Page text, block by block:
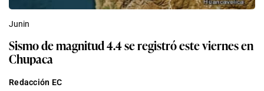
Junin
Sismo de magnitud 4.4 se registró este viernes en
Chupaca
Redacción EC